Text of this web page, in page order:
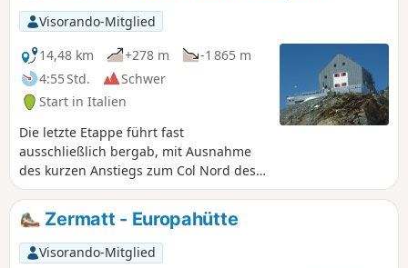
Visorando-Mitglied
14,48 km
+278 m
-1 865 m
4:55 Std.
Schwer
Start in Italien
Die letzte Etappe führt fast
ausschließlich bergab, mit Ausnahme
des kurzen Anstiegs zum Col Nord des
Cimes Blanches. Der Abstieg erfolgt
über lange Täler, unterbrochen von sehr
starken Gefälleabbrüchen. Die Ankunft
in den Weilern Fury und Blanchard ist
Zermatt - Europahütte
Visorando-Mitglied